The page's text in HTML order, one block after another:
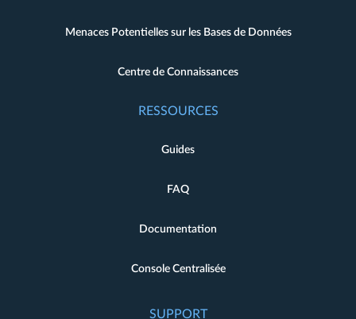
Menaces Potentielles sur les Bases de Données
Centre de Connaissances
RESSOURCES
Guides
FAQ
Documentation
Console Centralisée
SUPPORT